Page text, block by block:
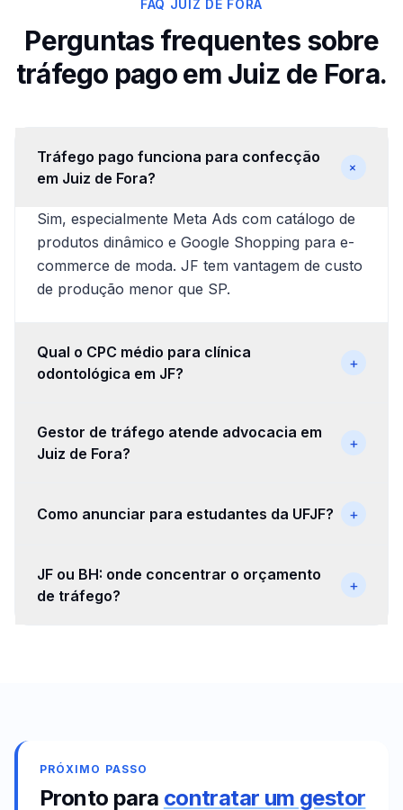
FAQ JUIZ DE FORA
Perguntas frequentes sobre
tráfego pago em Juiz de Fora.
Tráfego pago funciona para confecção
em Juiz de Fora?
+
Sim, especialmente Meta Ads com catálogo de
produtos dinâmico e Google Shopping para e-
commerce de moda. JF tem vantagem de custo
de produção menor que SP.
Qual o CPC médio para clínica
odontológica em JF?
+
Gestor de tráfego atende advocacia em
Juiz de Fora?
+
Como anunciar para estudantes da UFJF? +
JF ou BH: onde concentrar o orçamento
de tráfego?
+
PRÓXIMO PASSO
Pronto para contratar um gestor